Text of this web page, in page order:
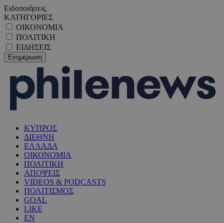
Ειδοποιήσεις
ΚΑΤΗΓΟΡΙΕΣ
ΟΙΚΟΝΟΜΙΑ
ΠΟΛΙΤΙΚΗ
ΕΙΔΗΣΕΙΣ
ΚΥΠΡΟΣ
ΔΙΕΘΝΗ
ΕΛΛΑΔΑ
ΟΙΚΟΝΟΜΙΑ
ΠΟΛΙΤΙΚΗ
ΑΠΟΨΕΙΣ
VIDEOS & PODCASTS
ΠΟΛΙΤΙΣΜΟΣ
GOAL
LIKE
EN